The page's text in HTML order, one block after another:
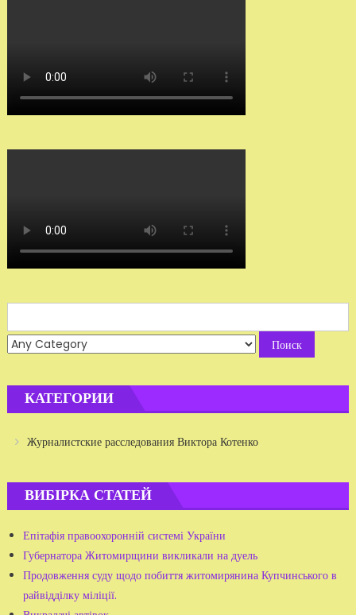
for:
КАТЕГОРИИ
Журналистские расследования Виктора Котенко
ВИБІРКА СТАТЕЙ
Епітафія правоохоронній системі України
Губернатора Житомирщини викликали на дуель
Продовження суду щодо побиття житомирянина Купчинського в
райвідділку міліції.